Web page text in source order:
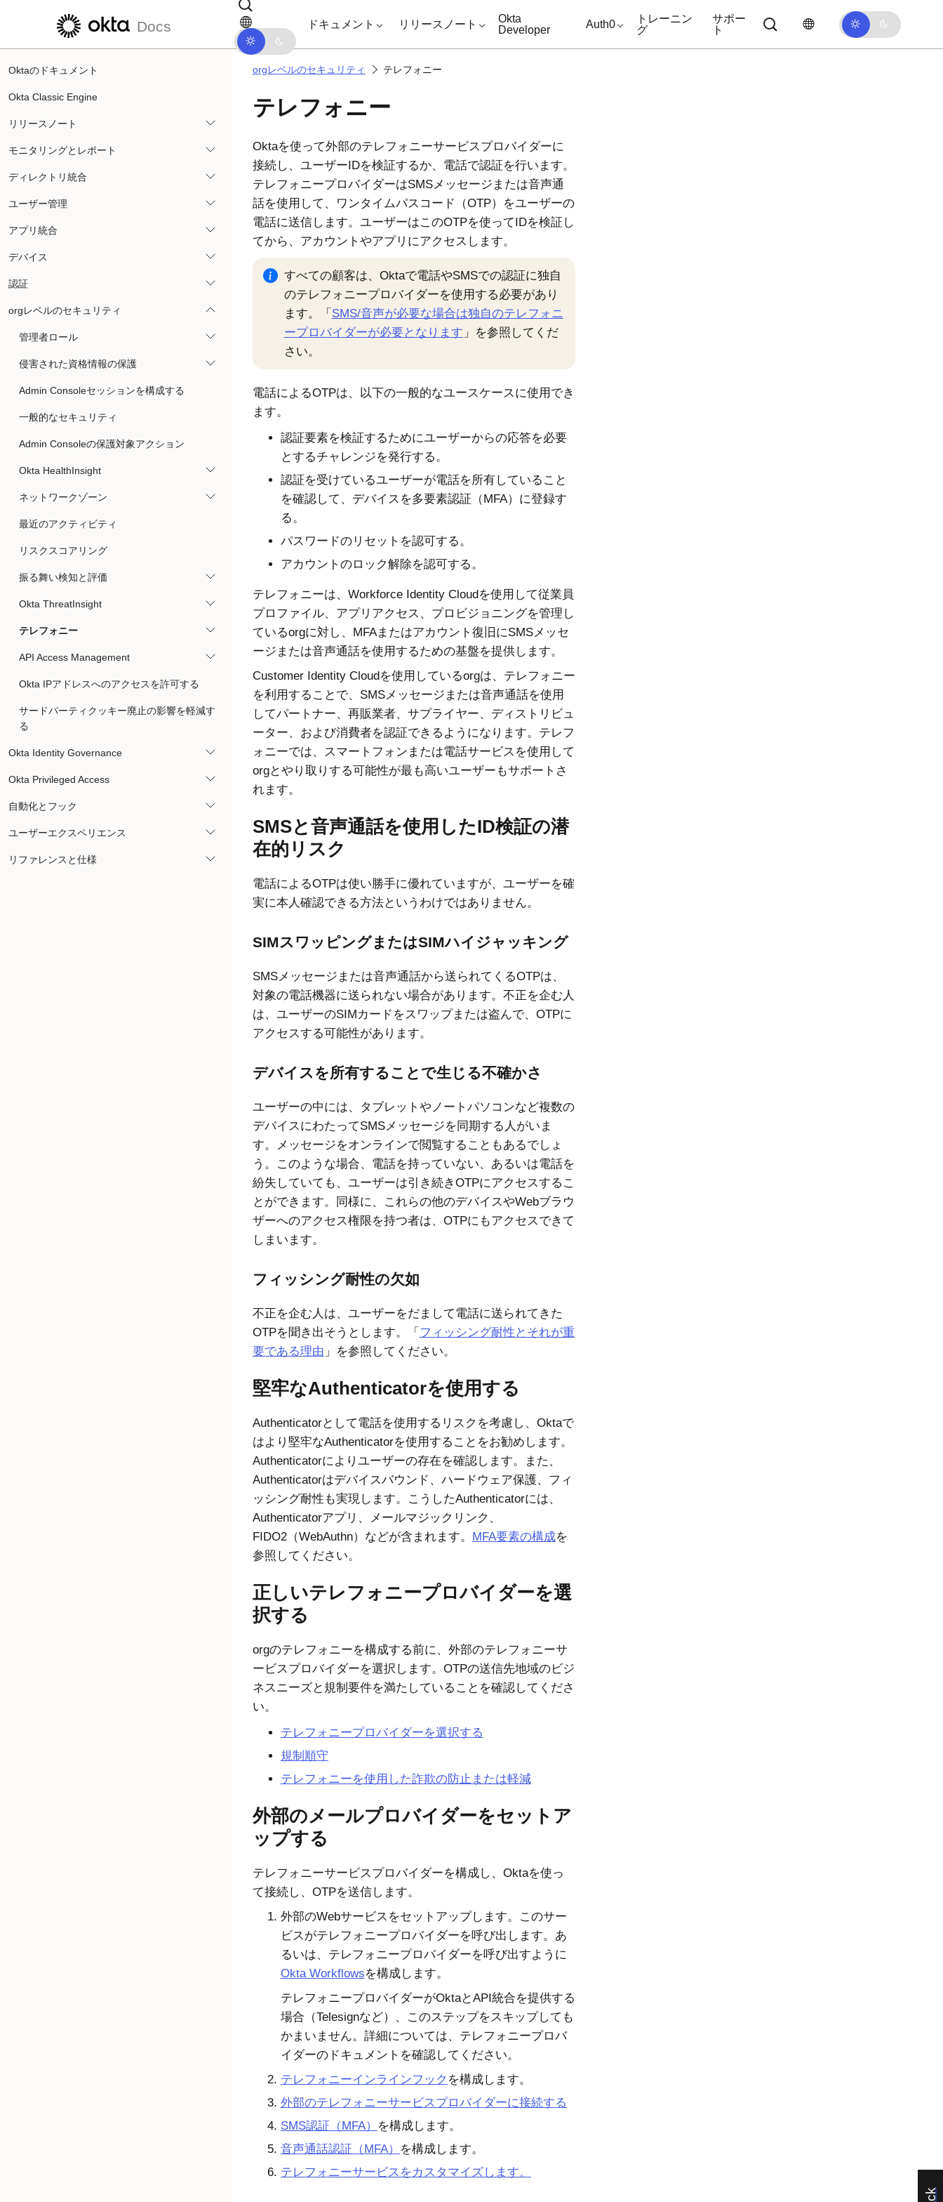
メインコンテンツにスキップ ドキュメントナビゲーションにスキップ
Docs ドキュメント リリースノート
Okta
Developer
Auth0
トレーニン
グ
サポー
ト
Oktaのドキュメント
Okta Classic Engine
リリースノート
モニタリングとレポート
ディレクトリ統合
ユーザー管理
アプリ統合
デバイス
認証
orgレベルのセキュリティ
管理者ロール
侵害された資格情報の保護
Admin Consoleセッションを構成する
一般的なセキュリティ
Admin Consoleの保護対象アクション
Okta HealthInsight
ネットワークゾーン
最近のアクティビティ
リスクスコアリング
振る舞い検知と評価
Okta ThreatInsight
テレフォニー
API Access Management
Okta IPアドレスへのアクセスを許可する
サードパーティクッキー廃止の影響を軽減す
る
Okta Identity Governance
Okta Privileged Access
自動化とフック
ユーザーエクスペリエンス
リファレンスと仕様
orgレベルのセキュリティ テレフォニー
テレフォニー
Oktaを使って外部のテレフォニーサービスプロバイダーに
接続し、ユーザーIDを検証するか、電話で認証を行います。
テレフォニープロバイダーはSMSメッセージまたは音声通
話を使用して、ワンタイムパスコード（OTP）をユーザーの
電話に送信します。ユーザーはこのOTPを使ってIDを検証し
てから、アカウントやアプリにアクセスします。
すべての顧客は、Oktaで電話やSMSでの認証に独自
のテレフォニープロバイダーを使用する必要があり
ます。「 SMS/音声が必要な場合は独自のテレフォニ
ープロバイダーが必要となります 」を参照してくだ
さい。
電話によるOTPは、以下の一般的なユースケースに使用でき
ます。
認証要素を検証するためにユーザーからの応答を必要
とするチャレンジを発行する。
認証を受けているユーザーが電話を所有していること
を確認して、デバイスを多要素認証（MFA）に登録す
る。
パスワードのリセットを認可する。
アカウントのロック解除を認可する。
テレフォニーは、 Workforce Identity Cloudを使用して従業員
プロファイル、アプリアクセス、プロビジョニングを管理し
ているorgに対し、MFAまたはアカウント復旧にSMSメッセ
ージまたは音声通話を使用するための基盤を提供します。
Customer Identity Cloudを使用しているorgは、テレフォニー
を利用することで、SMSメッセージまたは音声通話を使用
してパートナー、再販業者、サプライヤー、ディストリビュ
ーター、および消費者を認証できるようになります。テレフ
ォニーでは、スマートフォンまたは電話サービスを使用して
orgとやり取りする可能性が最も高いユーザーもサポートさ
れます。
SMSと音声通話を使用したID検証の潜
在的リスク
電話によるOTPは使い勝手に優れていますが、ユーザーを確
実に本人確認できる方法というわけではありません。
SIMスワッピングまたはSIMハイジャッキング
SMSメッセージまたは音声通話から送られてくるOTPは、
対象の電話機器に送られない場合があります。不正を企む人
は、ユーザーのSIMカードをスワップまたは盗んで、OTPに
アクセスする可能性があります。
デバイスを所有することで生じる不確かさ
ユーザーの中には、タブレットやノートパソコンなど複数の
デバイスにわたってSMSメッセージを同期する人がいま
す。メッセージをオンラインで閲覧することもあるでしょ
う。このような場合、電話を持っていない、あるいは電話を
紛失していても、ユーザーは引き続きOTPにアクセスするこ
とができます。同様に、これらの他のデバイスやWebブラウ
ザーへのアクセス権限を持つ者は、OTPにもアクセスできて
しまいます。
フィッシング耐性の欠如
不正を企む人は、ユーザーをだまして電話に送られてきた
OTPを聞き出そうとします。「 フィッシング耐性とそれが重
要である理由 」を参照してください。
堅牢なAuthenticatorを使用する
Authenticatorとして電話を使用するリスクを考慮し、 Oktaで
はより堅牢なAuthenticatorを使用することをお勧めします。
Authenticatorによりユーザーの存在を確認します。また、
Authenticatorはデバイスバウンド、ハードウェア保護、フィ
ッシング耐性も実現します。こうしたAuthenticatorには、
Authenticatorアプリ、メールマジックリンク、
FIDO2（WebAuthn） などが含まれます。 MFA要素の構成を
参照してください。
正しいテレフォニープロバイダーを選
択する
orgのテレフォニーを構成する前に、外部のテレフォニーサ
ービスプロバイダーを選択します。OTPの送信先地域のビジ
ネスニーズと規制要件を満たしていることを確認してくださ
い。
テレフォニープロバイダーを選択する
規制順守
テレフォニーを使用した詐欺の防止または軽減
外部のメールプロバイダーをセットア
ップする
テレフォニーサービスプロバイダーを構成し、 Oktaを使っ
て接続し、OTPを送信します。
外部のWebサービスをセットアップします。このサー
ビスがテレフォニープロバイダーを呼び出します。あ
るいは、テレフォニープロバイダーを呼び出すように
Okta Workflowsを構成します。
テレフォニープロバイダーがOktaとAPI統合を提供する
場合（Telesignなど）、このステップをスキップしても
かまいません。詳細については、テレフォニープロバ
イダーのドキュメントを確認してください。
テレフォニーインラインフック を構成します。
外部のテレフォニーサービスプロバイダーに接続する
SMS認証（MFA）
を構成します。
音声通話認証（MFA）
を構成します。
テレフォニーサービスをカスタマイズします。